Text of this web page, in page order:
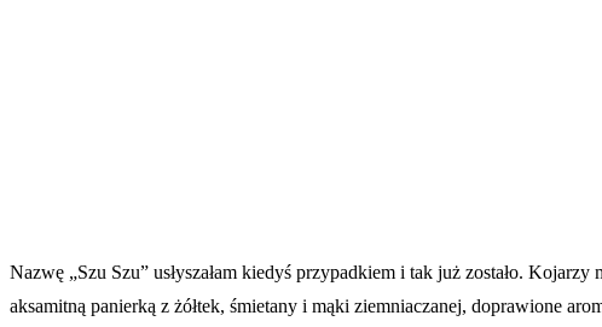
Nazwę „Szu Szu” usłyszałam kiedyś przypadkiem i tak już zostało.
aksamitną panierką z żółtek, śmietany i mąki ziemniaczanej, doprawione